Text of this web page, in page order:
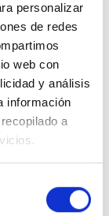
personalizar
de redes
web con
y análisis
información
a